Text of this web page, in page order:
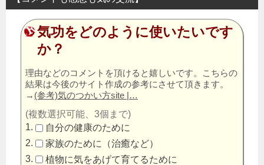
気功をどのように使いたいです
か？
理由などのコメントを頂けると嬉しいです。こちらの
結果は今後のサイト作成の参考にさせて頂きます。
→ (参考)気のつかい方site |…
(複数選択可能、3個まで)
自分の健康のために
家族のために（治癒など）
植物に気をあげて育てるために